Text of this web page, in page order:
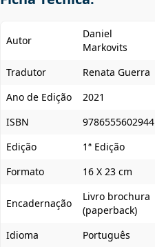
Autor
Daniel
Markovits
Tradutor
Renata Guerra
Ano de Edição
2021
ISBN
9786555602944
Edição
1ª Edição
Formato
16 X 23 cm
Encadernação
Livro brochura
(paperback)
Idioma
Português